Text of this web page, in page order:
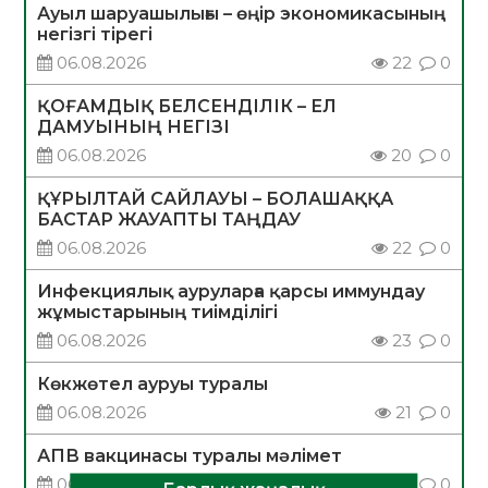
Ауыл шаруашылығы – өңір экономикасының
негізгі тірегі
06.08.2026
22 0
ҚОҒАМДЫҚ БЕЛСЕНДІЛІК – ЕЛ
ДАМУЫНЫҢ НЕГІЗІ
06.08.2026
20 0
ҚҰРЫЛТАЙ САЙЛАУЫ – БОЛАШАҚҚА
БАСТАР ЖАУАПТЫ ТАҢДАУ
06.08.2026
22 0
Инфекциялық ауруларға қарсы иммундау
жұмыстарының тиімділігі
06.08.2026
23 0
Көкжөтел ауруы туралы
06.08.2026
21 0
АПВ вакцинасы туралы мәлімет